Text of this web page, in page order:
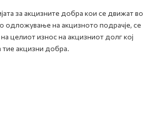
за акцизните добра кои се движат во
одложување на акцизното подрачје, се
целиот износ на акцизниот долг кој
акцизни добра.